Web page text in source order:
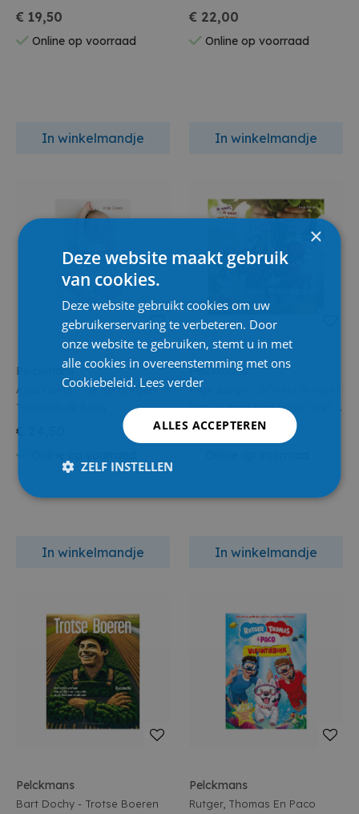
€ 19,50
Online op voorraad
In winkelmandje
€ 22,00
Online op voorraad
In winkelmandje
Pelckmans
Anja Caers - De Verborgen
Taal Van Je Baby
€ 24,50
In winkelmandje
Pelckmans
Inge Bergh - Ik Weet Ik Weet
Wat Jij Nog Niet Weet Over .
De Moestuin
€ 17,00
In winkelmandje
Pelckmans
Bart Dochy - Trotse Boeren
Pelckmans
Rutger, Thomas En Paco
×
Deze website maakt gebruik
van cookies.
Deze website gebruikt cookies om uw
gebruikerservaring te verbeteren. Door
onze website te gebruiken, stemt u in met
alle cookies in overeenstemming met ons
Cookiebeleid. Lees verder
ALLES ACCEPTEREN
ZELF INSTELLEN